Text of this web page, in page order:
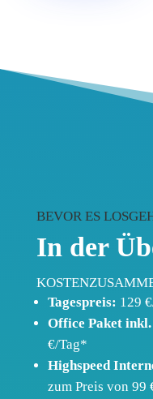
BEVOR ES
In der
Tagespreis: 129
Office Paket
€/Tag*
Highspeed
zum Preis von 99